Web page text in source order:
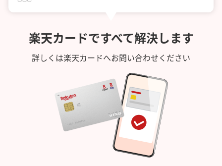
楽天カードですべて解決します
詳しくは楽天カードへお問い合わせください